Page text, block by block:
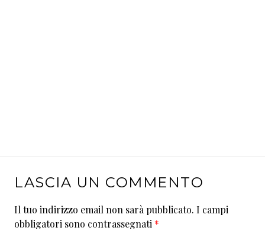
LASCIA UN COMMENTO
Il tuo indirizzo email non sarà pubblicato. I campi
obbligatori sono contrassegnati *